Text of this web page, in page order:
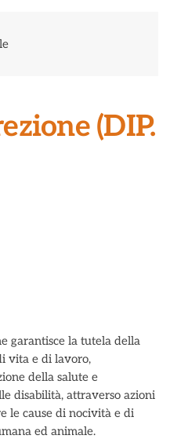
(DIP.
garantisce la tutela della
vita e di lavoro,
della salute e
disabilità, attraverso azioni
le cause di nocività e di
ed animale.